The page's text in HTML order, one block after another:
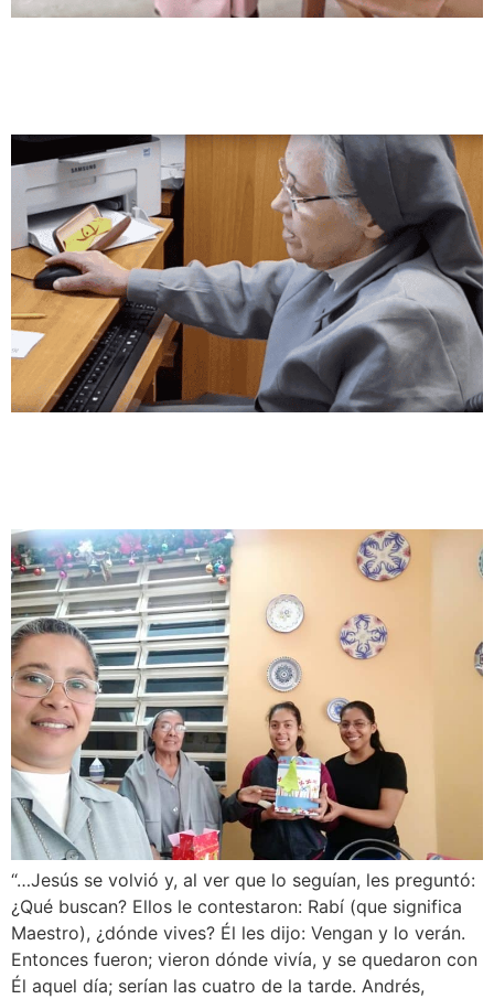
“…Jesús se volvió y, al ver que lo seguían, les preguntó:
¿Qué buscan? Ellos le contestaron: Rabí (que significa
Maestro), ¿dónde vives? Él les dijo: Vengan y lo verán.
Entonces fueron; vieron dónde vivía, y se quedaron con
Él aquel día; serían las cuatro de la tarde. Andrés,